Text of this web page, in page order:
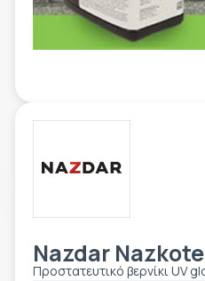
ΕΡΓΑΛΕΊΑ - ΑΞΕΣΟΥΆΡ
ΚΑΤΑ ΠΑΡΑΓΓΕΛΊΑ
ΕΤΙΚΈΤΑ - ΕΎΚΑΜΠΤΗ
ΤΕΧΝΙΚΆ ΣΧΈΔΙΑ
Nazdar
Προστατευτικό βερνίκι UV